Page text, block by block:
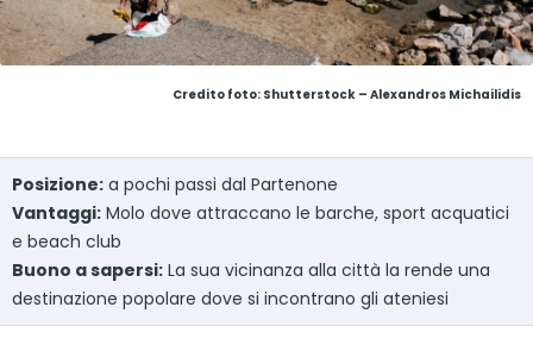
Credito foto: Shutterstock – Alexandros Michailidis
Posizione: a pochi passi dal Partenone
Vantaggi: Molo dove attraccano le barche, sport acquatici
e beach club
Buono a sapersi: La sua vicinanza alla città la rende una
destinazione popolare dove si incontrano gli ateniesi